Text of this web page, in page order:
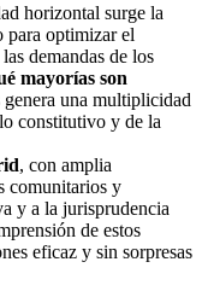
horizontal surge la
para optimizar el
demandas de los
mayorías son
genera una multiplicidad
constitutivo y de la
, con amplia
comunitarios y
y a la jurisprudencia
de estos
eficaz y sin sorpresas